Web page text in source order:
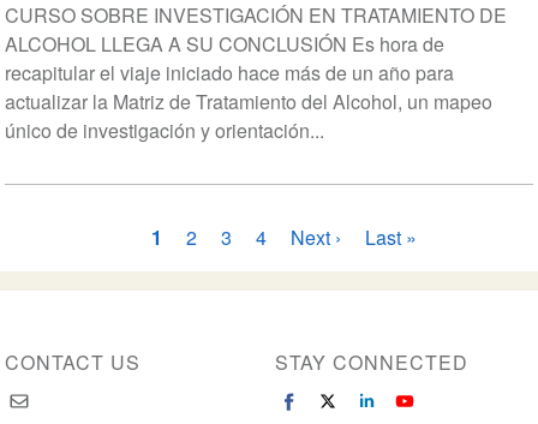
CURSO SOBRE INVESTIGACIÓN EN TRATAMIENTO DE
ALCOHOL LLEGA A SU CONCLUSIÓN Es hora de
recapitular el viaje iniciado hace más de un año para
actualizar la Matriz de Tratamiento del Alcohol, un mapeo
único de investigación y orientación...
Página
actual
1 Página
2 Página
3 Página
4
Siguiente
página
Next ›
Última
página
Last »
CONTACT US STAY CONNECTED